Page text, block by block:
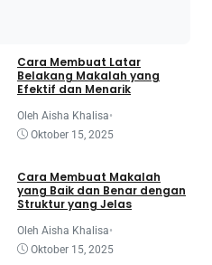
Cara Membuat Latar
Belakang Makalah yang
Efektif dan Menarik
Oleh Aisha Khalisa•
Oktober 15, 2025
Makalah
Cara Membuat Makalah
yang Baik dan Benar dengan
Struktur yang Jelas
Oleh Aisha Khalisa•
Oktober 15, 2025
Makalah